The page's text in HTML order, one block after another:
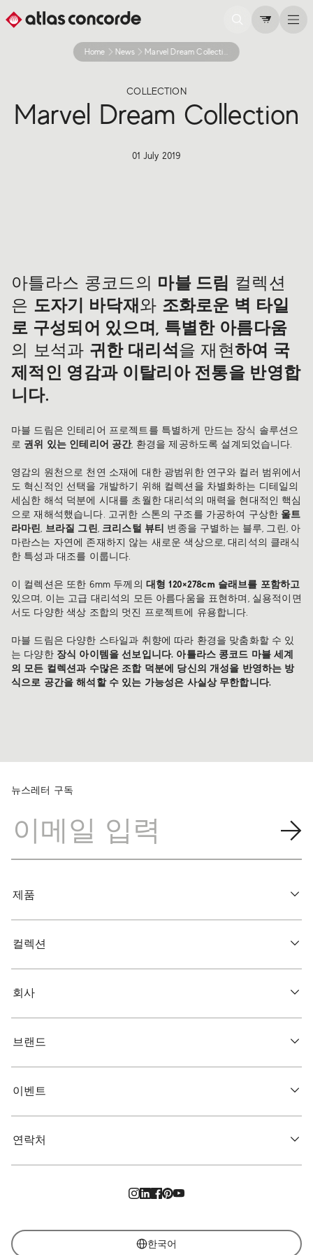
Home News Marvel Dream Collection
COLLECTION
Marvel Dream Collection
01 July 2019
아틀라스 콩코드의 마블 드림 컬렉션
은 도자기 바닥재 와 조화로운 벽 타일
로 구성되어 있으며, 특별한 아름다움
의 보석과 귀한 대리석 을 재현하여 국
제적인 영감과 이탈리아 전통을 반영합
니다.
마블 드림은 인테리어 프로젝트를 특별하게 만드는 장식 솔루션으
로 권위 있는 인테리어 공간, 환경을 제공하도록 설계되었습니다.
영감의 원천으로 천연 소재에 대한 광범위한 연구와 컬러 범위에서
도 혁신적인 선택을 개발하기 위해 컬렉션을 차별화하는 디테일의
세심한 해석 덕분에 시대를 초월한 대리석의 매력을 현대적인 핵심
으로 재해석했습니다. 고귀한 스톤의 구조를 가공하여 구상한 울트
라마린
브라질 그린 크리스털 뷰티 변종을 구별하는 블루, 그린, 아
마란스는 자연에 존재하지 않는 새로운 색상으로, 대리석의 클래식
한 특성과 대조를 이룹니다.
이 컬렉션은 또한 6mm 두께의 대형 120×278cm 슬래브를 포함하고
있으며, 이는 고급 대리석의 모든 아름다움을 표현하며, 실용적이면
서도 다양한 색상 조합의 멋진 프로젝트에 유용합니다.
마블 드림은 다양한 스타일과 취향에 따라 환경을 맞춤화할 수 있
는 다양한 장식 아이템을 선보입니다. 아틀라스 콩코드 마블 세계
의 모든 컬렉션과 수많은 조합 덕분에 당신의 개성을 반영하는 방
식으로 공간을 해석할 수 있는 가능성은 사실상 무한합니다.
뉴스레터 구독
제품
컬렉션
회사
브랜드
이벤트
연락처
한국어